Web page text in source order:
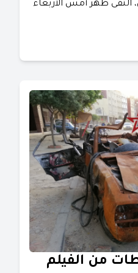
التقى ظهر أمس الأربعاء
من الفيلم